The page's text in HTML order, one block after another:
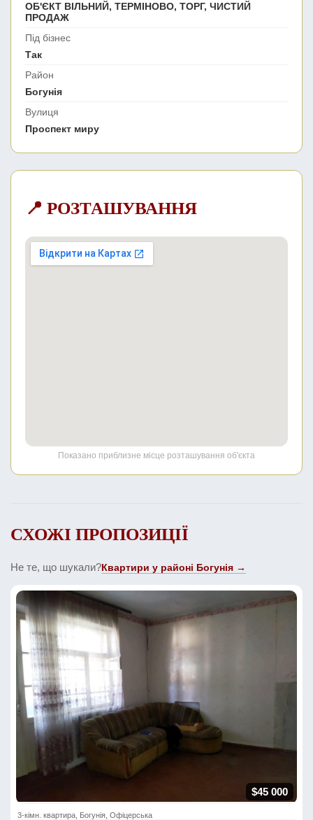
ОБ'ЄКТ ВІЛЬНИЙ, ТЕРМІНОВО, ТОРГ, ЧИСТИЙ
ПРОДАЖ
Під бізнес
Так
Район
Богунія
Вулиця
Проспект миру
📍 РОЗТАШУВАННЯ
Показано приблизне місце розташування об'єкта
СХОЖІ ПРОПОЗИЦІЇ
Не те, що шукали?Квартири у районі Богунія →
$45 000
3-кімн. квартира, Богунія, Офіцерська